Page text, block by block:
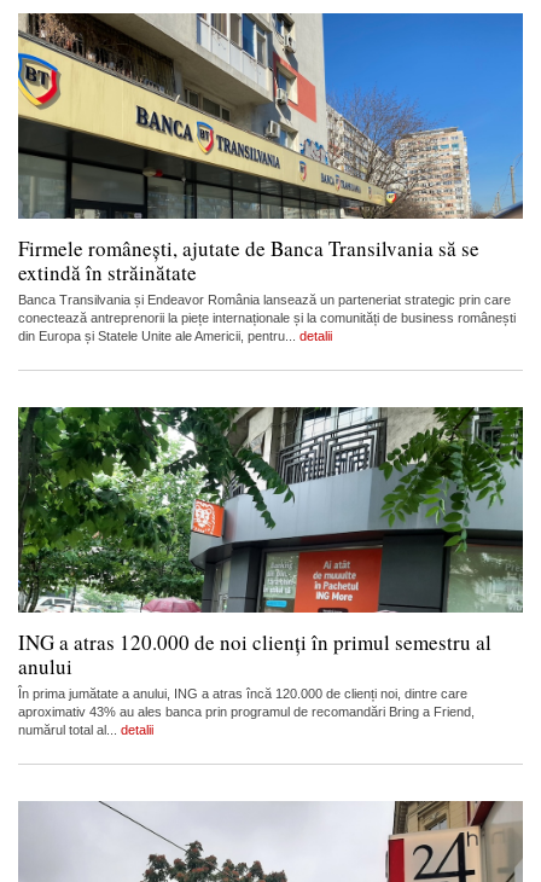
Firmele românești, ajutate de Banca Transilvania să se
extindă în străinătate
Banca Transilvania și Endeavor România lansează un parteneriat strategic prin care
conectează antreprenorii la piețe internaționale și la comunități de business românești
din Europa și Statele Unite ale Americii, pentru... detalii
ING a atras 120.000 de noi clienți în primul semestru al
anului
În prima jumătate a anului, ING a atras încă 120.000 de clienți noi, dintre care
aproximativ 43% au ales banca prin programul de recomandări Bring a Friend,
numărul total al... detalii